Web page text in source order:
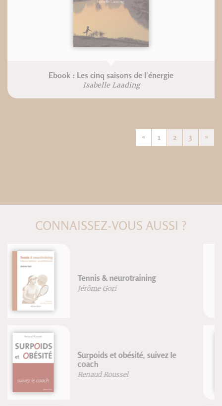
Ebook : Les cinq saisons de l'énergie
Isabelle Laading
« 1 2 3 »
CONNAISSEZ-VOUS AUSSI ?
De la perfection musculaire à la
performance sportive
Ph. E. Souchard
Grand atlas d'anatomie humaine
Vigué-Martin